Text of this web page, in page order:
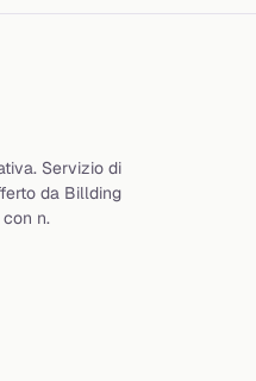
Servizio di
da Billding
con n.